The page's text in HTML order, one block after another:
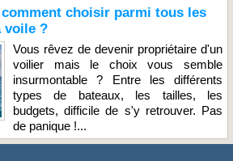
choisir parmi tous les
voile ?
Vous rêvez de devenir propriétaire d'un
voilier mais le choix vous semble
insurmontable ? Entre les différents
types de bateaux, les tailles, les
budgets, difficile de s'y retrouver. Pas
de panique !...